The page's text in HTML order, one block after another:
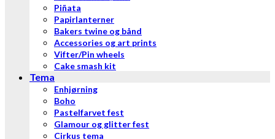
Piñata
Papirlanterner
Bakers twine og bånd
Accessories og art prints
Vifter/Pin wheels
Cake smash kit
Tema
Enhjørning
Boho
Pastelfarvet fest
Glamour og glitter fest
Cirkus tema